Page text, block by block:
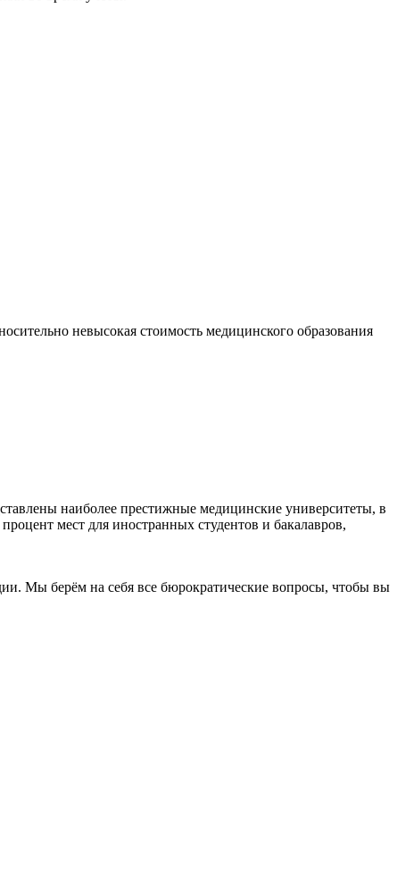
невысокая стоимость медицинского образования
наиболее престижные медицинские университеты, в
мест для иностранных студентов и бакалавров,
Мы берём на себя все бюрократические вопросы, чтобы вы